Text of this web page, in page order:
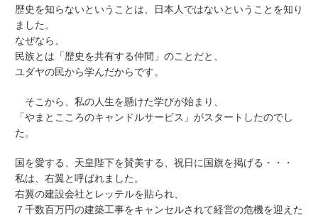
歴史を知らないということは、日本人ではないということを知り
ました。
なぜなら、
民族とは「歴史を共有する仲間」のことだと、
ユダヤの民から学んだからです。
そこから、私の人生を懸けた学びが始まり、
「やまとこころのキャンドルサービス」がスタートしたのでし
た。
国を愛する、天皇陛下を賛美する、祝日に国旗を掲げる・・・
私は、右翼と呼ばれました。
右翼の建設会社とレッテルを貼られ、
７千数百万円の建築工事をキャンセルされて経営の危機を迎えた